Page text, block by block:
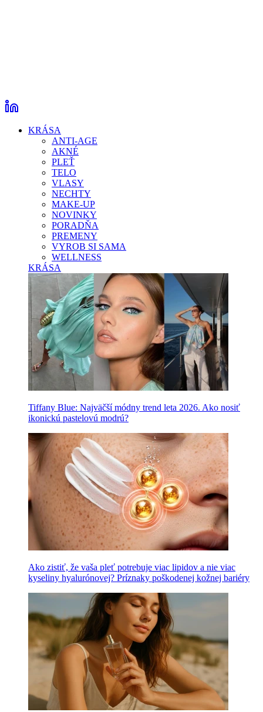
KRÁSA
ANTI-AGE
AKNÉ
PLEŤ
TELO
VLASY
NECHTY
MAKE-UP
NOVINKY
PORADŇA
PREMENY
VYROB SI SAMA
WELLNESS
KRÁSA
Tiffany Blue: Najväčší módny trend leta 2026. Ako nosiť
ikonickú pastelovú modrú?
Ako zistiť, že vaša pleť potrebuje viac lipidov a nie viac
kyseliny hyalurónovej? Príznaky poškodenej kožnej bariéry